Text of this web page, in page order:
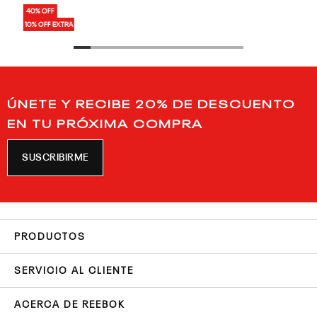
40% OFF
10% OFF EXTRA
ÚNETE Y RECIBE 20% DE DESCUENTO
EN TU PRÓXIMA COMPRA
SUSCRIBIRME
PRODUCTOS
SERVICIO AL CLIENTE
ACERCA DE REEBOK